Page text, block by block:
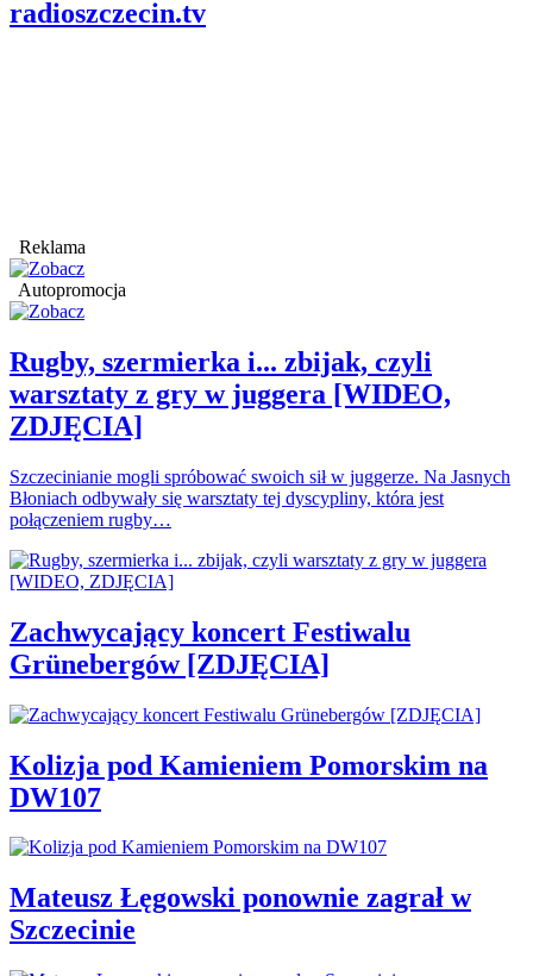
radioszczecin.tv
Reklama
Autopromocja
Rugby, szermierka i... zbijak, czyli
warsztaty z gry w juggera [WIDEO,
ZDJĘCIA]
Szczecinianie mogli spróbować swoich sił w juggerze. Na Jasnych
Błoniach odbywały się warsztaty tej dyscypliny, która jest
połączeniem rugby…
Zachwycający koncert Festiwalu
Grünebergów [ZDJĘCIA]
Kolizja pod Kamieniem Pomorskim na
DW107
Mateusz Łęgowski ponownie zagrał w
Szczecinie